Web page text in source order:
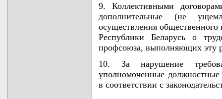
9. Коллективными
дополнительные (не
осуществления общественного
Республики Беларусь о
профсоюза, выполняющих эту
10. За нарушение
уполномоченные должностные
в соответствии с